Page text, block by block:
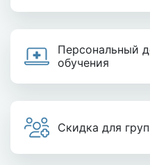
Персональный
обучения
Скидка для